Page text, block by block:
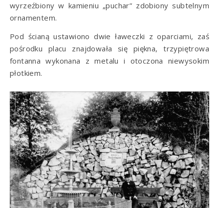
wyrzeźbiony w kamieniu „puchar” zdobiony subtelnym
ornamentem.
Pod ścianą ustawiono dwie ławeczki z oparciami, zaś
pośrodku placu znajdowała się piękna, trzypiętrowa
fontanna wykonana z metalu i otoczona niewysokim
płotkiem.